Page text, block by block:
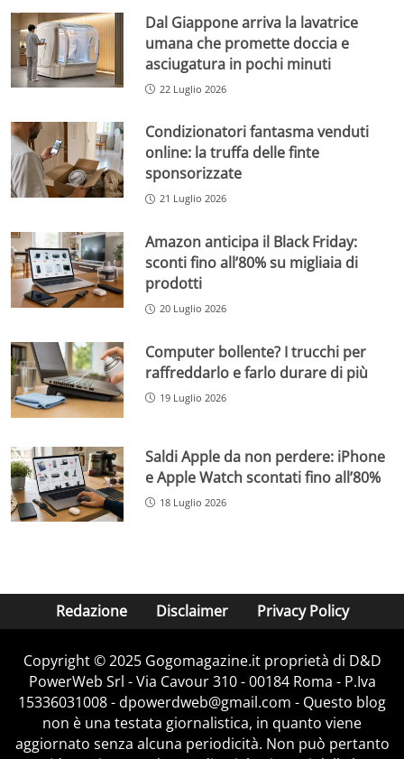
Dal Giappone arriva la lavatrice
umana che promette doccia e
asciugatura in pochi minuti
22 Luglio 2026
Condizionatori fantasma venduti
online: la truffa delle finte
sponsorizzate
21 Luglio 2026
Amazon anticipa il Black Friday:
sconti fino all’80% su migliaia di
prodotti
20 Luglio 2026
Computer bollente? I trucchi per
raffreddarlo e farlo durare di più
19 Luglio 2026
Saldi Apple da non perdere: iPhone
e Apple Watch scontati fino all’80%
18 Luglio 2026
Redazione Disclaimer Privacy Policy
Copyright © 2025 Gogomagazine.it proprietà di D&D
PowerWeb Srl - Via Cavour 310 - 00184 Roma - P.Iva
15336031008 - dpowerdweb@gmail.com - Questo blog
non è una testata giornalistica, in quanto viene
aggiornato senza alcuna periodicità. Non può pertanto